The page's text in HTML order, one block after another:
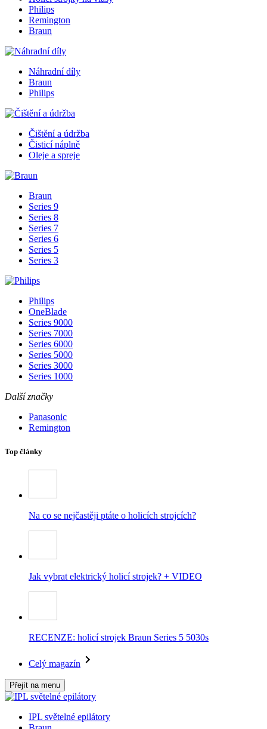
Philips
Remington
Braun
Náhradní díly
Braun
Philips
Čištění a údržba
Čisticí náplně
Oleje a spreje
Braun
Series 9
Series 8
Series 7
Series 6
Series 5
Series 3
Philips
OneBlade
Series 9000
Series 7000
Series 6000
Series 5000
Series 3000
Series 1000
Další značky
Panasonic
Remington
Top články
Na co se nejčastěji ptáte o holicích strojcích?
Jak vybrat elektrický holicí strojek? + VIDEO
RECENZE: holicí strojek Braun Series 5 5030s
Celý magazín
Přejít na menu
IPL světelné epilátory